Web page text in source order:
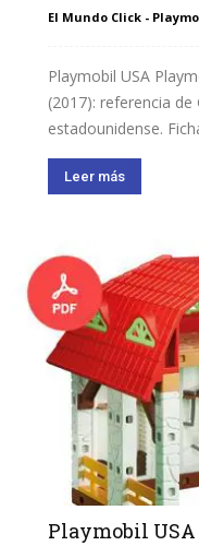
El Mundo Click -
Playmobil USA
(2017): referencia
estadounidense.
Leer más
Playmobil